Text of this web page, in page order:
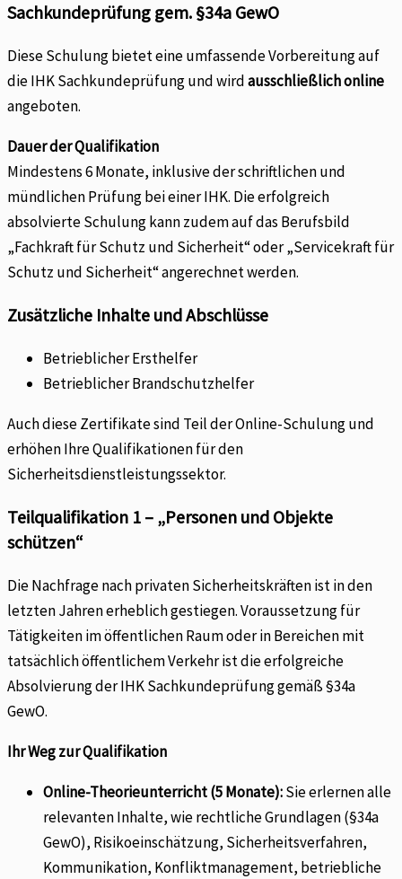
Sachkundeprüfung gem. §34a GewO
Diese Schulung bietet eine umfassende Vorbereitung auf
die IHK Sachkundeprüfung und wirdausschließlich online
angeboten.
Dauer der Qualifikation
Mindestens 6 Monate, inklusive der schriftlichen und
mündlichen Prüfung bei einer IHK. Die erfolgreich
absolvierte Schulung kann zudem auf das Berufsbild
„Fachkraft für Schutz und Sicherheit“ oder „Servicekraft für
Schutz und Sicherheit“ angerechnet werden.
Zusätzliche Inhalte und Abschlüsse
Betrieblicher Ersthelfer
Betrieblicher Brandschutzhelfer
Auch diese Zertifikate sind Teil der Online-Schulung und
erhöhen Ihre Qualifikationen für den
Sicherheitsdienstleistungssektor.
Teilqualifikation 1 – „Personen und Objekte
schützen“
Die Nachfrage nach privaten Sicherheitskräften ist in den
letzten Jahren erheblich gestiegen. Voraussetzung für
Tätigkeiten im öffentlichen Raum oder in Bereichen mit
tatsächlich öffentlichem Verkehr ist die erfolgreiche
Absolvierung der IHK Sachkundeprüfung gemäß §34a
GewO.
Ihr Weg zur Qualifikation
Online-Theorieunterricht (5 Monate):Sie erlernen alle
relevanten Inhalte, wie rechtliche Grundlagen (§34a
GewO), Risikoeinschätzung, Sicherheitsverfahren,
Kommunikation, Konfliktmanagement, betriebliche